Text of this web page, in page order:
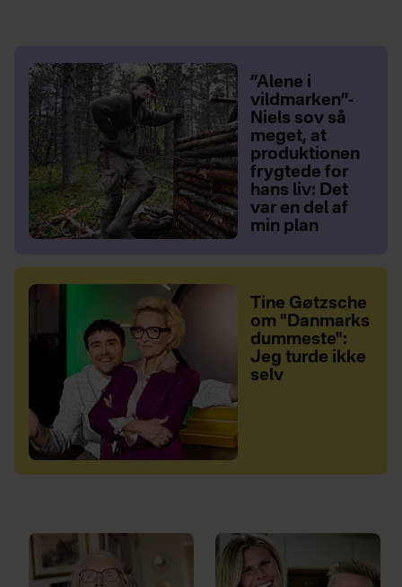
”Alene i
vildmarken”-
Niels sov så
meget, at
produktionen
frygtede for
hans liv: Det
var en del af
min plan
Tine Gøtzsche
om "Danmarks
dummeste":
Jeg turde ikke
selv